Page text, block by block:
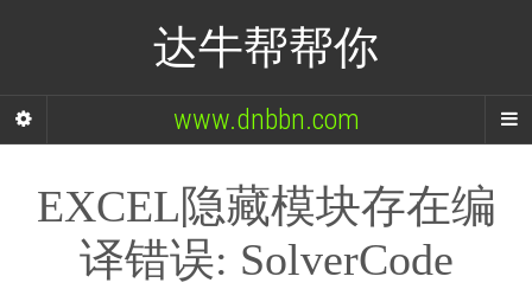
达牛帮帮你
www.dnbbn.com
EXCEL隐藏模块存在编
译错误: SolverCode